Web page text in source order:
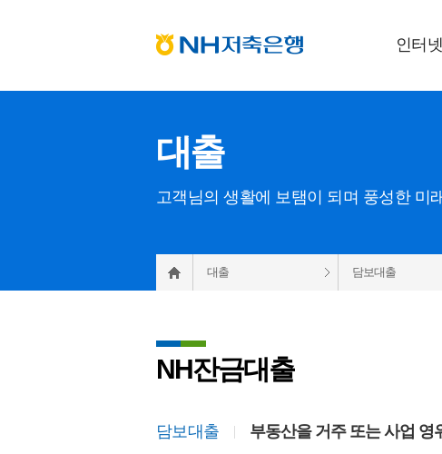
인터
대출
고객님의 생활에 보탬이 되며 풍성한 미
대출 담보대출
NH잔금대출
담보대출 부동산을 거주 또는 사업